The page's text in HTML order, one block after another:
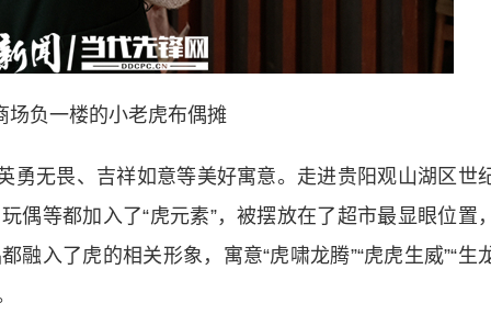
场负一楼的小老虎布偶摊
无畏、吉祥如意等美好寓意。走进贵阳观山湖区世
偶等都加入了“虎元素”，被摆放在了超市最显眼位置，
入了虎的相关形象，寓意“虎啸龙腾”“虎虎生威”“生